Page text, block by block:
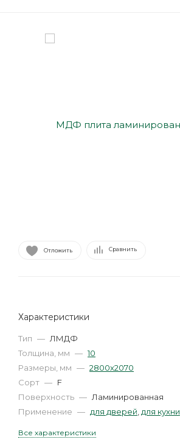
Отложить Сравнить
Характеристики
Тип — ЛМДФ
Толщина, мм — 10
Размеры, мм — 2800х2070
Сорт — F
Поверхность — Ламинированная
Применение — для дверей для кухни
Все характеристики